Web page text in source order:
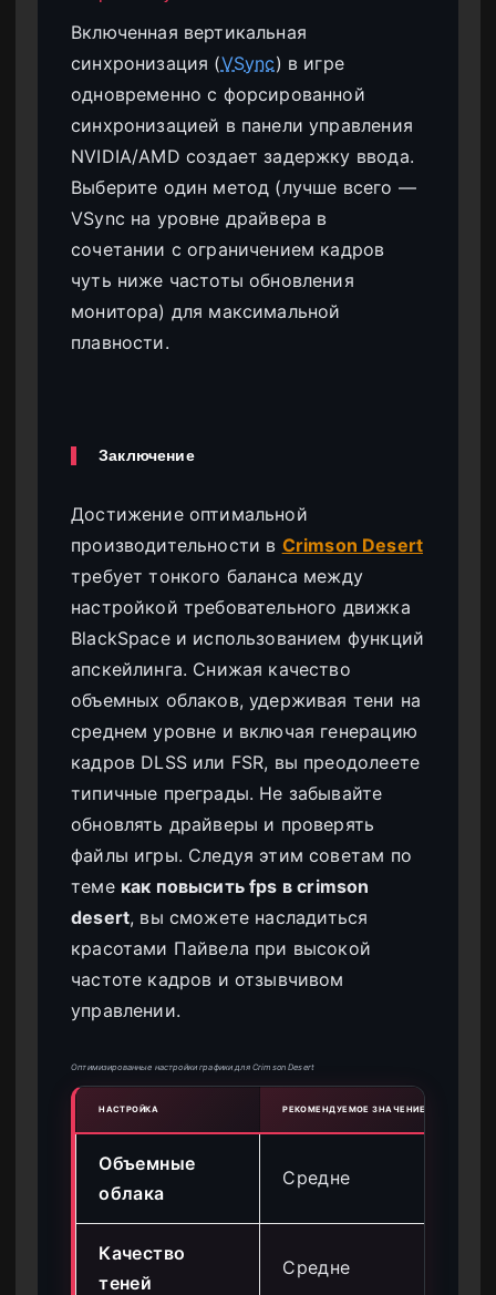
Включенная вертикальная
синхронизация (VSync) в игре
одновременно с форсированной
синхронизацией в панели управления
NVIDIA/AMD создает задержку ввода.
Выберите один метод (лучше всего —
VSync на уровне драйвера в
сочетании с ограничением кадров
чуть ниже частоты обновления
монитора) для максимальной
плавности.
Заключение
Достижение оптимальной
производительности в Crimson Desert
требует тонкого баланса между
настройкой требовательного движка
BlackSpace и использованием функций
апскейлинга. Снижая качество
объемных облаков, удерживая тени на
среднем уровне и включая генерацию
кадров DLSS или FSR, вы преодолеете
типичные преграды. Не забывайте
обновлять драйверы и проверять
файлы игры. Следуя этим советам по
теме как повысить fps в crimson
desert, вы сможете насладиться
красотами Пайвела при высокой
частоте кадров и отзывчивом
управлении.
Оптимизированные настройки графики для Crimson Desert
НАСТРОЙКА РЕКОМЕНДУЕМОЕ ЗНАЧЕНИЕ
Объемные
облака
Средне
Качество
теней
Средне